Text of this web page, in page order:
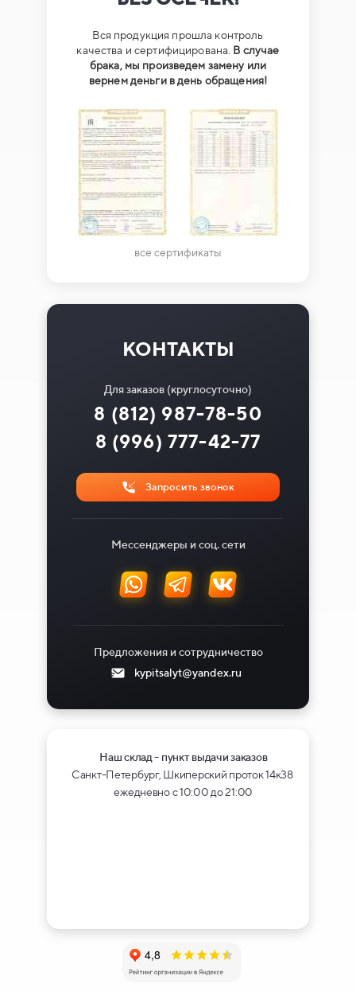
Вся продукция прошла контроль
качества и сертифицирована. В случае
брака, мы произведем замену или
вернем деньги в день обращения!
все сертификаты
КОНТАКТЫ
Для заказов (круглосуточно)
8 (996) 777-42-77
8 (812) 987-78-50
Запросить звонок
Мессенджеры и соц. сети
Предложения и сотрудничество
kypitsalyt@yandex.ru
Наш склад - пункт выдачи заказов
Санкт-Петербург, Шкиперский проток 14к38
ежедневно с 10:00 до 21:00